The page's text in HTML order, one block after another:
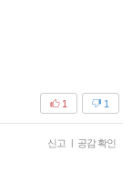
1
1
신고 공감 확인